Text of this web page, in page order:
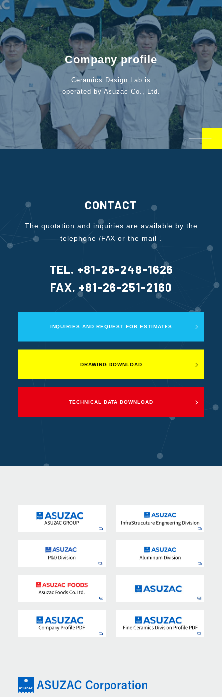
Company profile
Ceramics Design Lab is
operated by Asuzac Co., Ltd.
CONTACT
The quotation and inquiries are available by the
telephone /FAX or the mail .
TEL. +81-26-248-1626
FAX. +81-26-251-2160
INQUIRIES AND REQUEST FOR ESTIMATES
DRAWING DOWNLOAD
TECHNICAL DATA DOWNLOAD